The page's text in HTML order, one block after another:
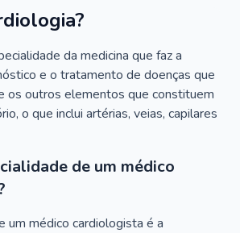
da medicina que faz a
e o tratamento de doenças que
os outros elementos que constituem
o que inclui artérias, veias, capilares
de um médico
um médico cardiologista é a